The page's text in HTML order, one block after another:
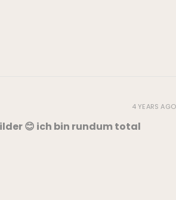
😊 ich bin rundum total
4 YEARS AGO